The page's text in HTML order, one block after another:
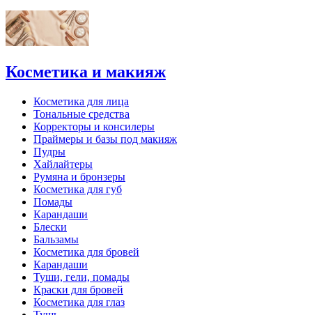
Косметика и макияж
Косметика для лица
Тональные средства
Корректоры и консилеры
Праймеры и базы под макияж
Пудры
Хайлайтеры
Румяна и бронзеры
Косметика для губ
Помады
Карандаши
Блески
Бальзамы
Косметика для бровей
Карандаши
Туши, гели, помады
Краски для бровей
Косметика для глаз